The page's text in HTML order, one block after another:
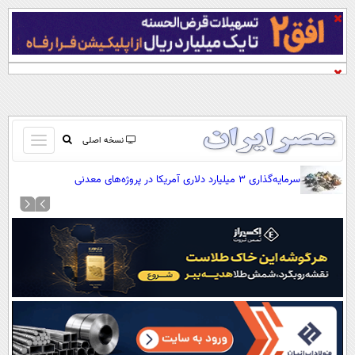
نسخه اصلی
باز
و
کردن
صفحه اول
آرشیو
نظرسنجی
آب و هوا
اوقات شرعی
سواد زندگی
سرمایه‌گذاری ۳ میلیارد دلاری آمریکا در پروژه‌های معدنی